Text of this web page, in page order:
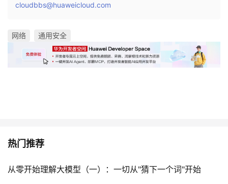
cloudbbs@huaweicloud.com
网络 通用安全
热门推荐
从零开始理解大模型（一）：一切从"猜下一个词"开始